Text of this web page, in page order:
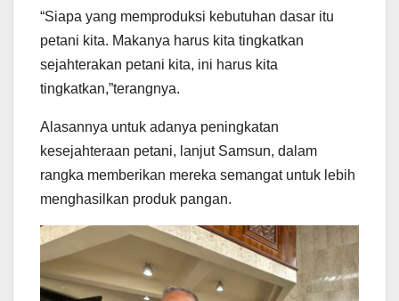
“Siapa yang memproduksi kebutuhan dasar itu
petani kita. Makanya harus kita tingkatkan
sejahterakan petani kita, ini harus kita
tingkatkan,”terangnya.
Alasannya untuk adanya peningkatan
kesejahteraan petani, lanjut Samsun, dalam
rangka memberikan mereka semangat untuk lebih
menghasilkan produk pangan.